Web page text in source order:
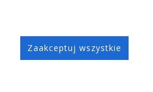
MMST ok.
Zaakceptuj wszystkie